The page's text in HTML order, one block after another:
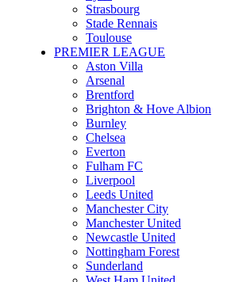
Strasbourg
Stade Rennais
Toulouse
PREMIER LEAGUE
Aston Villa
Arsenal
Brentford
Brighton & Hove Albion
Burnley
Chelsea
Everton
Fulham FC
Liverpool
Leeds United
Manchester City
Manchester United
Newcastle United
Nottingham Forest
Sunderland